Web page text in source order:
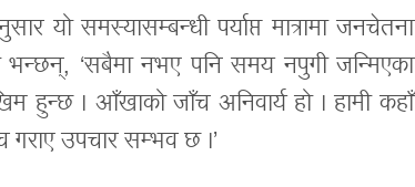
यो समस्यासम्बन्धी पर्याप्त मात्रामा जनचेतना
‘सबैमा नभए पनि समय नपुगी जन्मिएका
हुन्छ । आँखाको जाँच अनिवार्य हो । हामी कहाँ
उपचार सम्भव छ ।’